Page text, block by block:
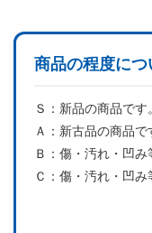
商品の程度につ
Ｓ： 新品の商品です
Ａ： 新古品の商品で
Ｂ： 傷・汚れ・凹み
Ｃ： 傷・汚れ・凹み